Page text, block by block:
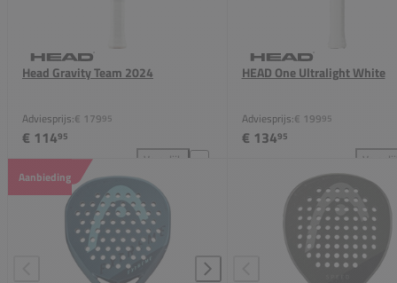
Head Gravity Team 2024
Adviesprijs:€ 17995
€ 11495
Vergelijk
Head Gravity Team 2024 toevoegen aan
HEAD One Ultralight White
Adviesprijs:€ 19995
€ 13495
Aanbieding